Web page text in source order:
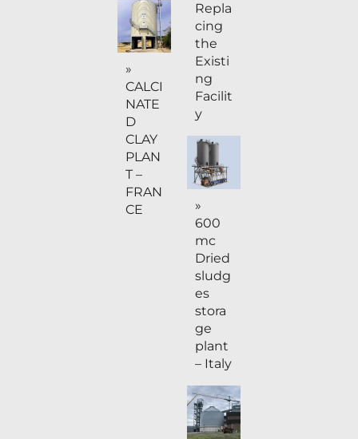
»
CALCI
NATE
D
CLAY
PLAN
T –
FRAN
CE
Repla
cing
the
Existi
ng
Facilit
y
»
600
mc
Dried
sludg
es
stora
ge
plant
– Italy